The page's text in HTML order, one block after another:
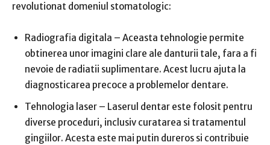
revolutionat domeniul stomatologic:
Radiografia digitala – Aceasta tehnologie permite
obtinerea unor imagini clare ale danturii tale, fara a fi
nevoie de radiatii suplimentare. Acest lucru ajuta la
diagnosticarea precoce a problemelor dentare.
Tehnologia laser – Laserul dentar este folosit pentru
diverse proceduri, inclusiv curatarea si tratamentul
gingiilor. Acesta este mai putin dureros si contribuie